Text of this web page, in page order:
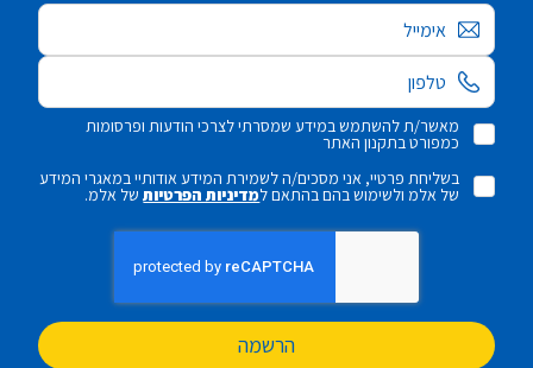
אימייל
מאשר/ת להשתמש במידע שמסרתי לצרכי הודעות ופרסומות
כמפורט בתקנון האתר
בשליחת פרטיי, אני מסכים/ה לשמירת המידע אודותיי במאגרי המידע
של אלמ ולשימוש בהם בהתאם למדיניות הפרטיותשל אלמ.
הרשמה